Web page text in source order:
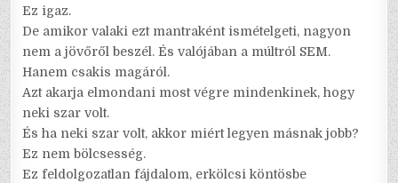
Ez igaz.
De amikor valaki ezt mantraként ismételgeti, nagyon
nem a jövőről beszél. És valójában a múltról SEM.
Hanem csakis magáról.
Azt akarja elmondani most végre mindenkinek, hogy
neki szar volt.
És ha neki szar volt, akkor miért legyen másnak jobb?
Ez nem bölcsesség.
Ez feldolgozatlan fájdalom, erkölcsi köntösbe